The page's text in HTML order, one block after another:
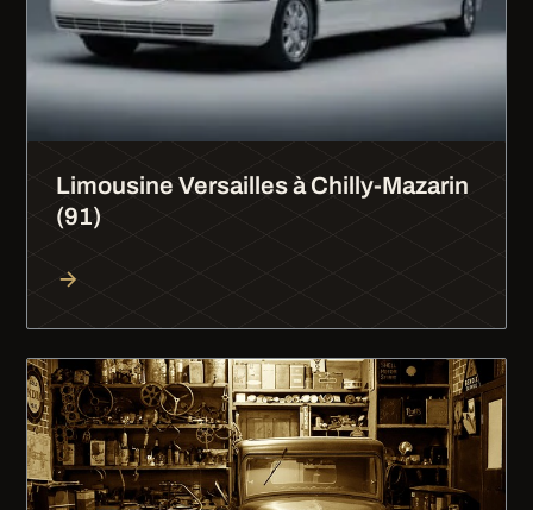
Limousine Versailles à Chilly-Mazarin
(91)